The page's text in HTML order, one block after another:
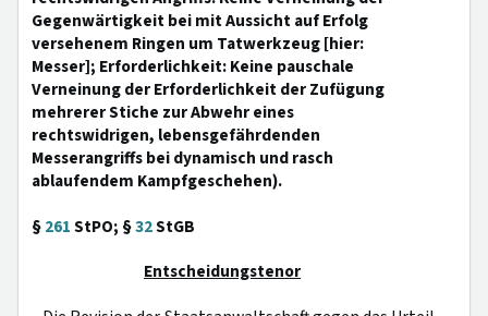
Gegenwärtigkeit bei mit Aussicht auf Erfolg
versehenem Ringen um Tatwerkzeug [hier:
Messer]; Erforderlichkeit: Keine pauschale
Verneinung der Erforderlichkeit der Zufügung
mehrerer Stiche zur Abwehr eines
rechtswidrigen, lebensgefährdenden
Messerangriffs bei dynamisch und rasch
ablaufendem Kampfgeschehen).
§261StPO; §32StGB
Entscheidungstenor